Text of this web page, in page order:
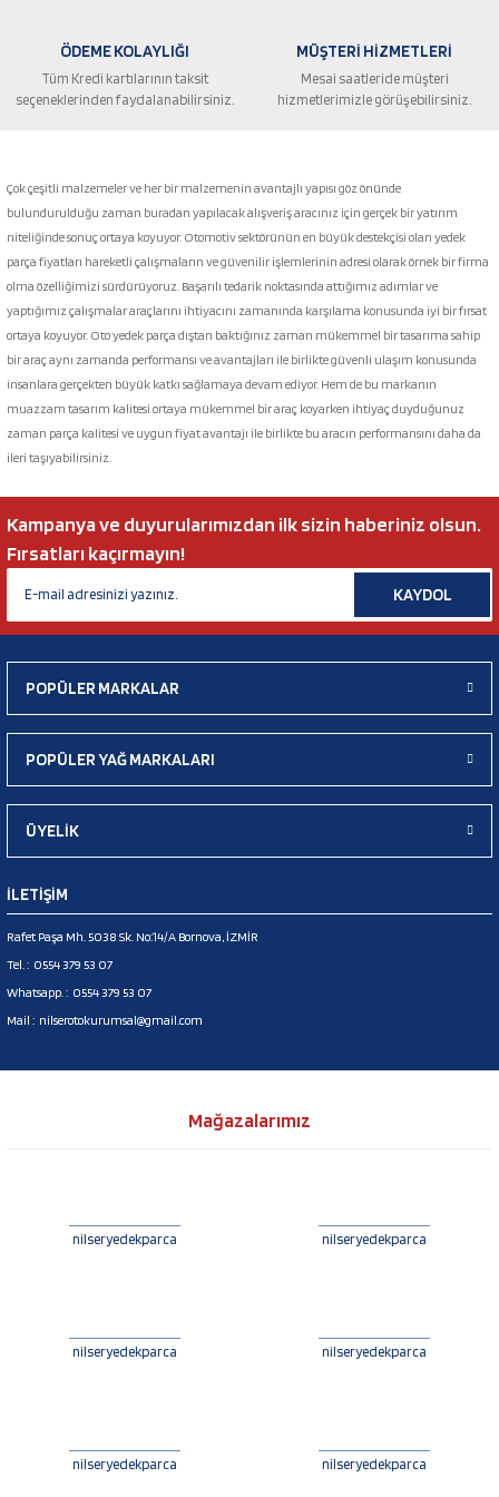
Gönder
ÖDEME KOLAYLIĞI
Tüm Kredi kartılarının taksit
seçeneklerinden faydalanabilirsiniz.
MÜŞTERİ HİZMETLERİ
Mesai saatleride müşteri
hizmetlerimizle görüşebilirsiniz.
Çok çeşitli malzemeler ve her bir malzemenin avantajlı yapısı göz önünde
bulundurulduğu zaman buradan yapılacak alışveriş aracınız için gerçek bir yatırım
niteliğinde sonuç ortaya koyuyor. Otomotiv sektörünün en büyük destekçisi olan yedek
parça fiyatları hareketli çalışmaların ve güvenilir işlemlerinin adresi olarak örnek bir firma
olma özelliğimizi sürdürüyoruz. Başarılı tedarik noktasında attığımız adımlar ve
yaptığımız çalışmalar araçlarını ihtiyacını zamanında karşılama konusunda iyi bir fırsat
ortaya koyuyor. Oto yedek parça dıştan baktığınız zaman mükemmel bir tasarıma sahip
bir araç aynı zamanda performansı ve avantajları ile birlikte güvenli ulaşım konusunda
insanlara gerçekten büyük katkı sağlamaya devam ediyor. Hem de bu markanın
muazzam tasarım kalitesi ortaya mükemmel bir araç koyarken ihtiyaç duyduğunuz
zaman parça kalitesi ve uygun fiyat avantajı ile birlikte bu aracın performansını daha da
ileri taşıyabilirsiniz.
Kampanya ve duyurularımızdan ilk sizin haberiniz olsun.
Fırsatları kaçırmayın!
KAYDOL
POPÜLER MARKALAR
POPÜLER YAĞ MARKALARI
ÜYELİK
İLETİŞİM
Rafet Paşa Mh. 5038 Sk. No:14/A Bornova, İZMİR
Tel. : 0554 379 53 07
Whatsapp. : 0554 379 53 07
Mail : nilserotokurumsal@gmail.com
Mağazalarımız
nilseryedekparca nilseryedekparca
nilseryedekparca nilseryedekparca
nilseryedekparca nilseryedekparca